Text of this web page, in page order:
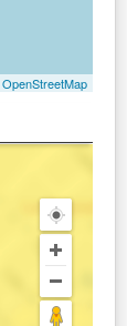
OpenStreetMap